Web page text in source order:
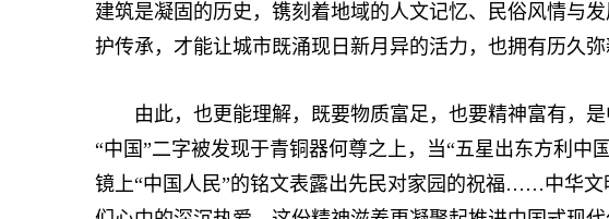
建筑是凝固的历史，镌刻着地域的人文记忆、民俗风情与
护传承，才能让城市既涌现日新月异的活力，也拥有历久弥
由此，也更能理解，既要物质富足，也要精神富有，是
“中国”二字被发现于青铜器何尊之上，当“五星出东方利中
镜上“中国人民”的铭文表露出先民对家园的祝福……中华文